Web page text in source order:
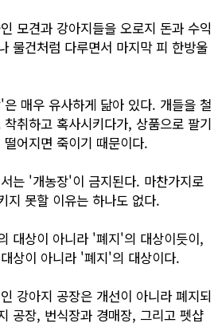
모견과 강아지들을 오로지 돈과 수익
물건처럼 다루면서 마지막 피 한방울
매우 유사하게 닮아 있다. 개들을 철
취하고 혹사시키다가, 상품으로 팔기
어지면 죽이기 때문이다.
는 '개농장'이 금지된다. 마찬가지로
지 못할 이유는 하나도 없다.
대상이 아니라 '폐지'의 대상이듯이,
상이 아니라 '폐지'의 대상이다.
강아지 공장은 개선이 아니라 폐지되
공장, 번식장과 경매장, 그리고 펫샵